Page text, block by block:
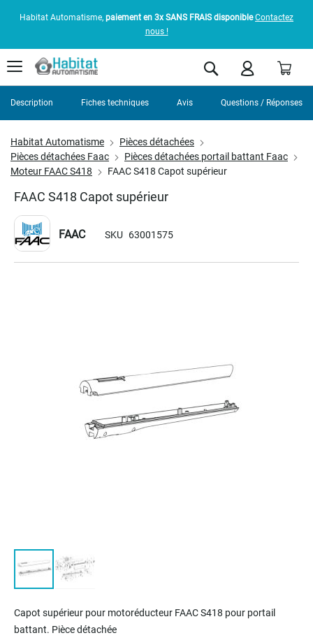
Habitat Automatisme, paiement en 3x SANS FRAIS disponible Contactez
nous !
Rechercher
Habitat Automatisme
Pièces détachées
Pièces détachées Faac
Pièces détachées portail battant Faac
Moteur FAAC S418
FAAC S418 Capot supérieur
FAAC S418 Capot supérieur
FAAC SKU 63001575
to
the
Capot supérieur pour motoréducteur FAAC S418 pour portail
battant. Pièce détachée
Description Fiches techniques Avis Questions / Réponses